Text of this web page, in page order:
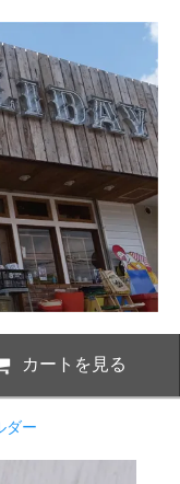
カートを見る
ダー